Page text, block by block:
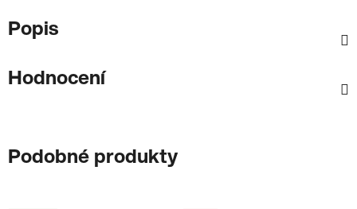
Popis
Hodnocení
Podobné produkty